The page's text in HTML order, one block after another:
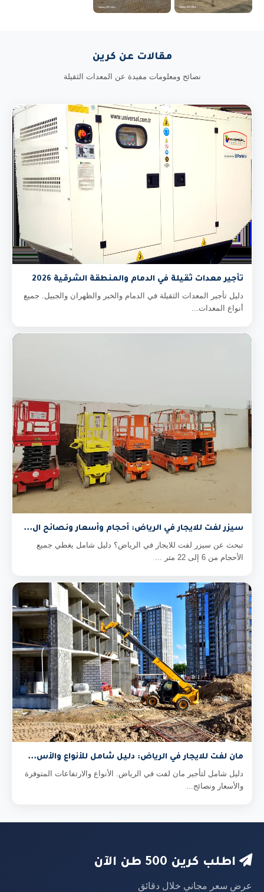
مقالات عن كرين
نصائح ومعلومات مفيدة عن المعدات الثقيلة
تأجير معدات ثقيلة في الدمام والمنطقة الشرقية 2026
دليل تأجير المعدات الثقيلة في الدمام والخبر والظهران والجبيل. جميع
أنواع المعدات...
سيزر لفت للايجار في الرياض: أحجام وأسعار ونصائح ال...
تبحث عن سيزر لفت للايجار في الرياض؟ دليل شامل يغطي جميع
الأحجام من 6 إلى 22 متر ...
مان لفت للايجار في الرياض: دليل شامل للأنواع والأس...
دليل شامل لتأجير مان لفت في الرياض. الأنواع والارتفاعات المتوفرة
والأسعار ونصائح...
اطلب كرين 500 طن الآن
عرض سعر مجاني خلال دقائق